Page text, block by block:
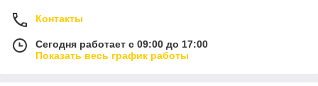
Контакты
Сегодня работает с 09:00 до 17:00
Показать весь график работы